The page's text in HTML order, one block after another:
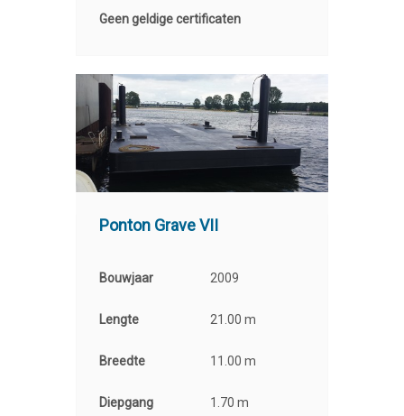
Geen geldige certificaten
Ponton Grave VII
Bouwjaar 2009
Lengte 21.00 m
Breedte 11.00 m
Diepgang 1.70 m